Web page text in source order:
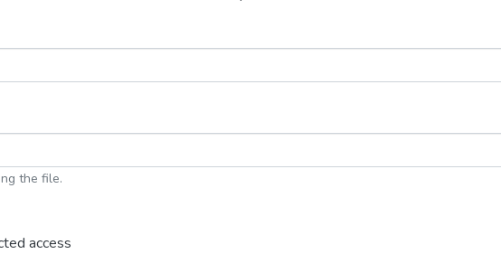
the file.
access